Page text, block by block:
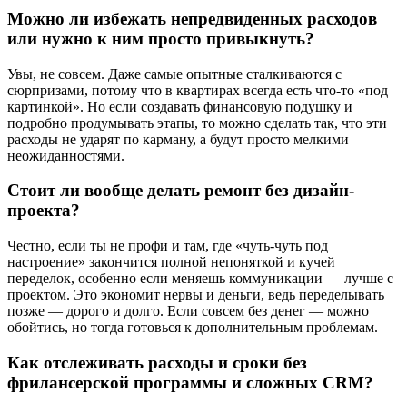
Можно ли избежать непредвиденных расходов
или нужно к ним просто привыкнуть?
Увы, не совсем. Даже самые опытные сталкиваются с
сюрпризами, потому что в квартирах всегда есть что-то «под
картинкой». Но если создавать финансовую подушку и
подробно продумывать этапы, то можно сделать так, что эти
расходы не ударят по карману, а будут просто мелкими
неожиданностями.
Стоит ли вообще делать ремонт без дизайн-
проекта?
Честно, если ты не профи и там, где «чуть-чуть под
настроение» закончится полной непоняткой и кучей
переделок, особенно если меняешь коммуникации — лучше с
проектом. Это экономит нервы и деньги, ведь переделывать
позже — дорого и долго. Если совсем без денег — можно
обойтись, но тогда готовься к дополнительным проблемам.
Как отслеживать расходы и сроки без
фрилансерской программы и сложных CRM?